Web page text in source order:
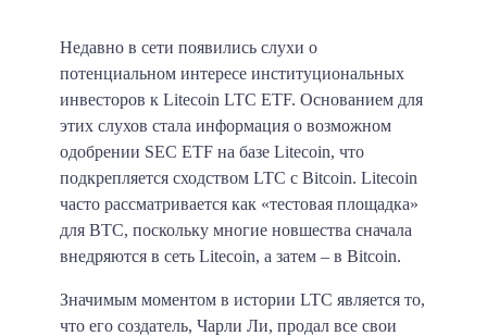
Недавно в сети появились слухи о
потенциальном интересе институциональных
инвесторов к Litecoin LTC ETF. Основанием для
этих слухов стала информация о возможном
одобрении SEC ETF на базе Litecoin, что
подкрепляется сходством LTC с Bitcoin. Litecoin
часто рассматривается как «тестовая площадка»
для BTC, поскольку многие новшества сначала
внедряются в сеть Litecoin, а затем – в Bitcoin.
Значимым моментом в истории LTC является то,
что его создатель, Чарли Ли, продал все свои